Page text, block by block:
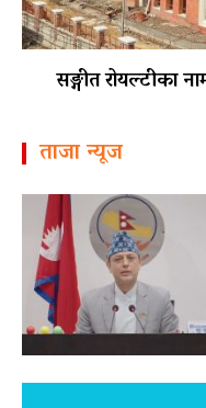
सङ्गीत रोयल्टीका
ताजा न्यूज